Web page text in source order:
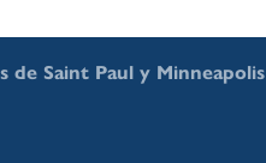
de Saint Paul y Minneapolis